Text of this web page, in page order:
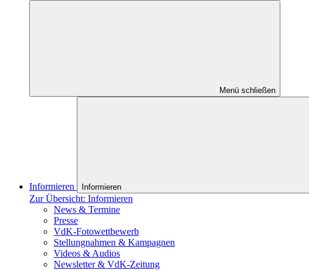
Menü schließen
Informieren Informieren
Zur Übersicht: Informieren
News & Termine
Presse
VdK-Fotowettbewerb
Stellungnahmen & Kampagnen
Videos & Audios
Newsletter & VdK-Zeitung